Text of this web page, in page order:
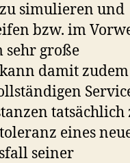
simulieren und
bzw. im
sehr große
damit
tatsächlich
eines
seiner